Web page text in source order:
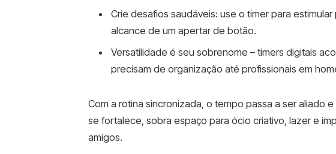
Crie desafios saudáveis: use o timer para
alcance de um apertar de botão.
Versatilidade é seu sobrenome – timers digitais
precisam de organização até profissionais em
Com a rotina sincronizada, o tempo passa a ser aliado
se fortalece, sobra espaço para ócio criativo, lazer e
amigos.